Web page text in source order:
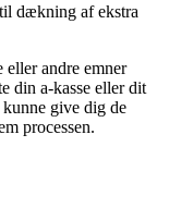
dækning af ekstra
eller andre emner
din a-kasse eller dit
give dig de
processen.